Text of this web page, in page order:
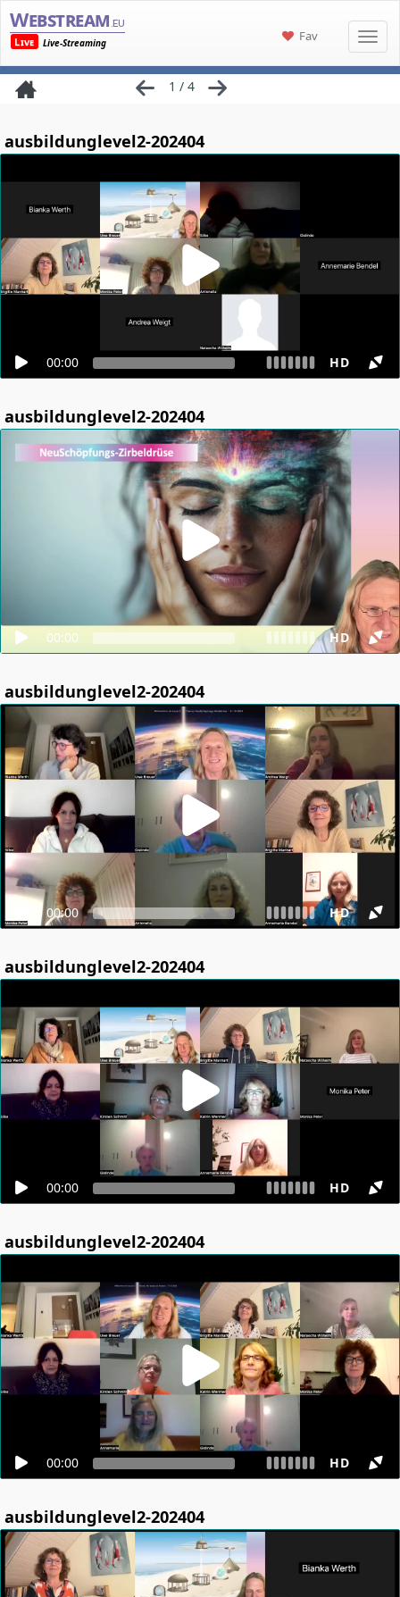
Webstream .eu
Live
Live-Streaming Fav
1 / 4
ausbildunglevel2-202404
00:00 HD
ausbildunglevel2-202404
00:00 HD
ausbildunglevel2-202404
00:00 HD
ausbildunglevel2-202404
00:00 HD
ausbildunglevel2-202404
00:00 HD
ausbildunglevel2-202404